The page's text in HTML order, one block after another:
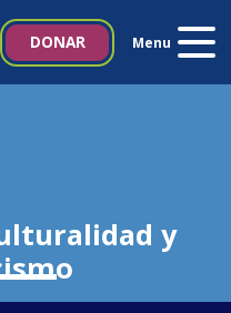
DONAR Menu
y